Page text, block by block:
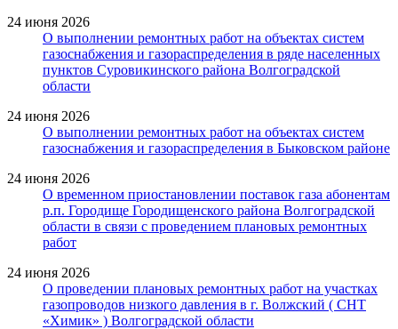
24 июня 2026
О выполнении ремонтных работ на объектах систем
газоснабжения и газораспределения в ряде населенных
пунктов Суровикинского района Волгоградской
области
24 июня 2026
О выполнении ремонтных работ на объектах систем
газоснабжения и газораспределения в Быковском районе
24 июня 2026
О временном приостановлении поставок газа абонентам
р.п. Городище Городищенского района Волгоградской
области в связи с проведением плановых ремонтных
работ
24 июня 2026
О проведении плановых ремонтных работ на участках
газопроводов низкого давления в г. Волжский ( СНТ
«Химик» ) Волгоградской области